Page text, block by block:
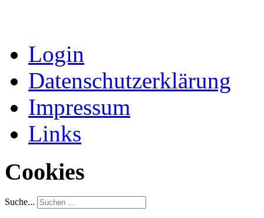
Login
Datenschutzerklärung
Impressum
Links
Cookies
Suche...